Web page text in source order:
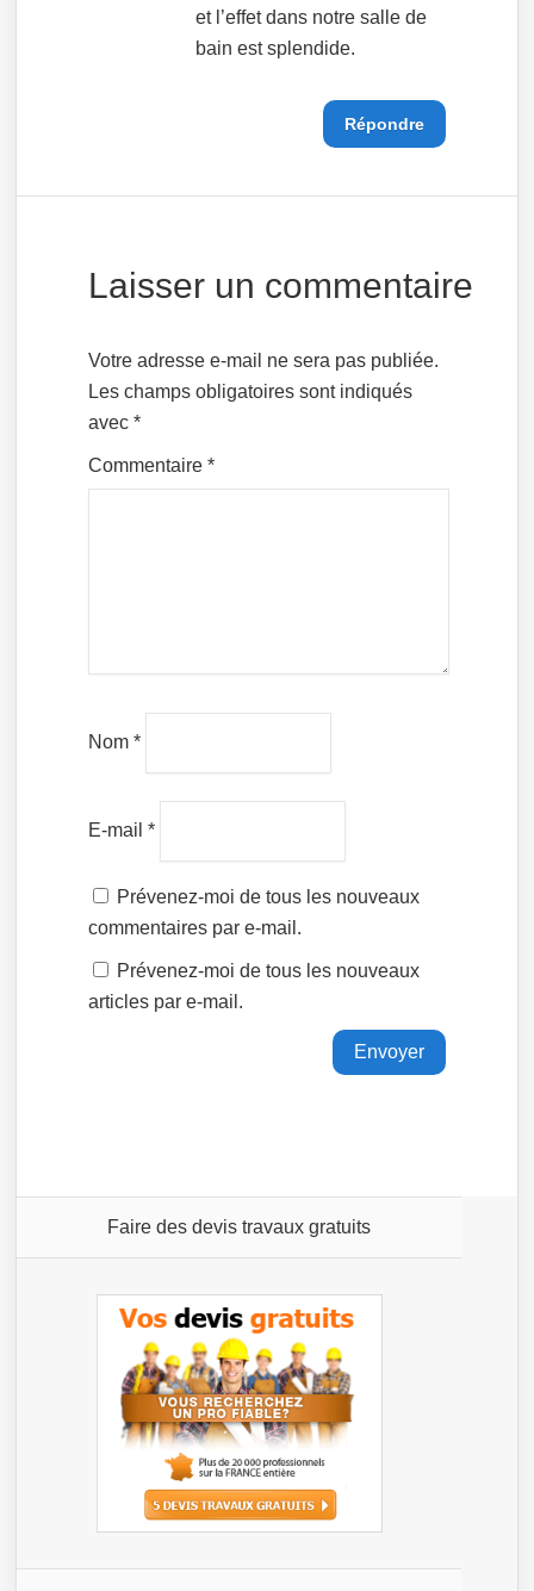
et l’effet dans notre salle de
bain est splendide.
Répondre
Laisser un commentaire
Votre adresse e-mail ne sera pas publiée.
Les champs obligatoires sont indiqués
avec*
Commentaire*
Nom*
E-mail*
Prévenez-moi de tous les nouveaux
commentaires par e-mail.
Prévenez-moi de tous les nouveaux
articles par e-mail.
Faire des devis travaux gratuits